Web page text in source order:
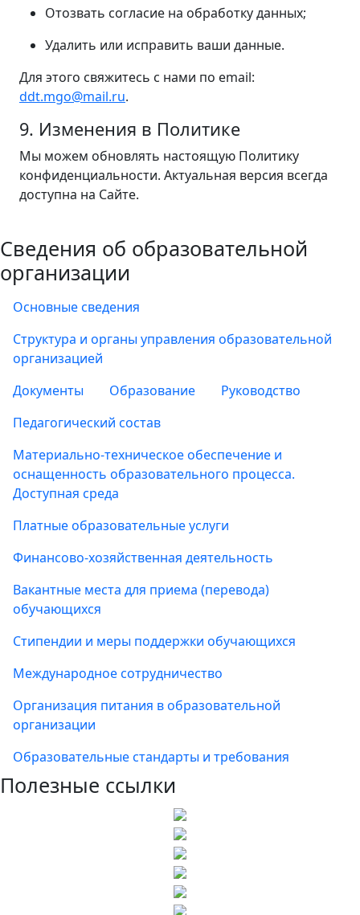
Отозвать согласие на обработку данных;
Удалить или исправить ваши данные.
Для этого свяжитесь с нами по email:
ddt.mgo@mail.ru.
9. Изменения в Политике
Мы можем обновлять настоящую Политику
конфиденциальности. Актуальная версия всегда
доступна на Сайте.
Сведения об образовательной
организации
Основные сведения
Структура и органы управления образовательной
организацией
Документы
Образование
Руководство
Педагогический состав
Материально-техническое обеспечение и
оснащенность образовательного процесса.
Доступная среда
Платные образовательные услуги
Финансово-хозяйственная деятельность
Вакантные места для приема (перевода)
обучающихся
Стипендии и меры поддержки обучающихся
Международное сотрудничество
Организация питания в образовательной
организации
Образовательные стандарты и требования
Полезные ссылки